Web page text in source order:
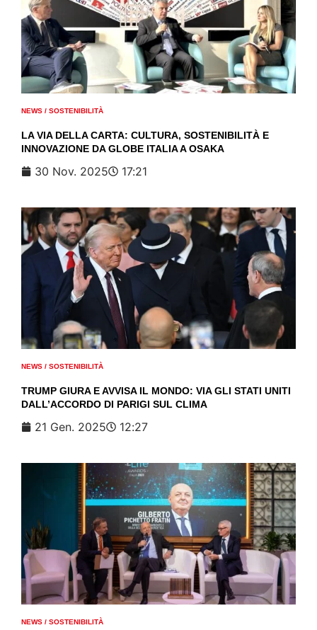
NEWS / SOSTENIBILITÀ
LA VIA DELLA CARTA: CULTURA, SOSTENIBILITÀ E
INNOVAZIONE DA GLOBE ITALIA A OSAKA
30 Nov. 2025 17:21
NEWS / SOSTENIBILITÀ
TRUMP GIURA E AVVISA IL MONDO: VIA GLI STATI UNITI
DALL’ACCORDO DI PARIGI SUL CLIMA
21 Gen. 2025 12:27
NEWS / SOSTENIBILITÀ